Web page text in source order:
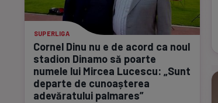
SUPERLIGA
Cornel Dinu nu e de acord ca noul
stadion Dinamo să poarte
numele lui Mircea Lucescu: „Sunt
departe de cunoașterea
adevăratului palmares”